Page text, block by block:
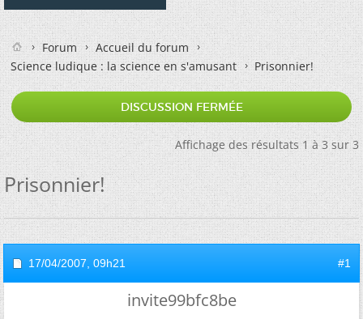
Forum
Accueil du forum
Science ludique : la science en s'amusant
Prisonnier!
DISCUSSION FERMÉE
Affichage des résultats 1 à 3 sur 3
Prisonnier!
17/04/2007, 09h21 #1
invite99bfc8be